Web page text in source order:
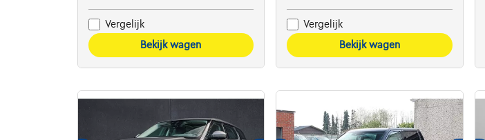
Vergelijk
Bekijk wagen
Vergelijk
Bekijk wagen